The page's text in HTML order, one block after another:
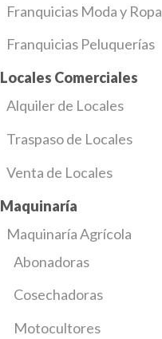
Franquicias Moda y Ropa
Franquicias Peluquerías
Locales Comerciales
Alquiler de Locales
Traspaso de Locales
Venta de Locales
Maquinaría
Maquinaría Agrícola
Abonadoras
Cosechadoras
Motocultores